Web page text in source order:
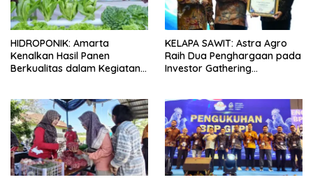
HIDROPONIK: Amarta
Kenalkan Hasil Panen
Berkualitas dalam Kegiatan
KELAPA SAWIT: Astra Agro
Raih Dua Penghargaan pada
Investor Gathering